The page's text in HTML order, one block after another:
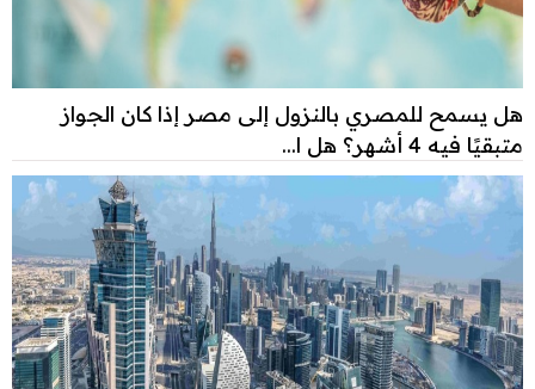
هل يسمح للمصري بالنزول إلى مصر إذا كان الجواز
متبقيًا فيه 4 أشهر؟ هل ا...